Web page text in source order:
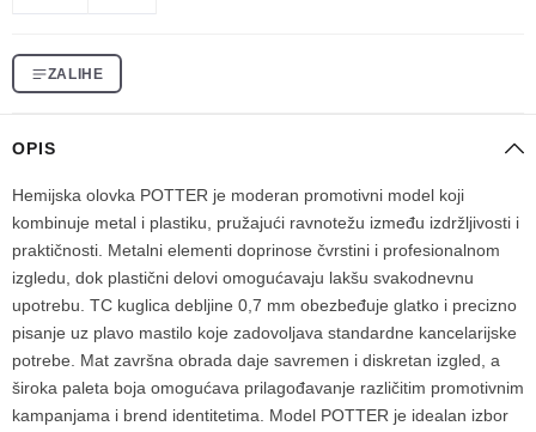
ZALIHE
OPIS
Hemijska olovka POTTER je moderan promotivni model koji
kombinuje metal i plastiku, pružajući ravnotežu između izdržljivosti i
praktičnosti. Metalni elementi doprinose čvrstini i profesionalnom
izgledu, dok plastični delovi omogućavaju lakšu svakodnevnu
upotrebu. TC kuglica debljine 0,7 mm obezbeđuje glatko i precizno
pisanje uz plavo mastilo koje zadovoljava standardne kancelarijske
potrebe. Mat završna obrada daje savremen i diskretan izgled, a
široka paleta boja omogućava prilagođavanje različitim promotivnim
kampanjama i brend identitetima. Model POTTER je idealan izbor